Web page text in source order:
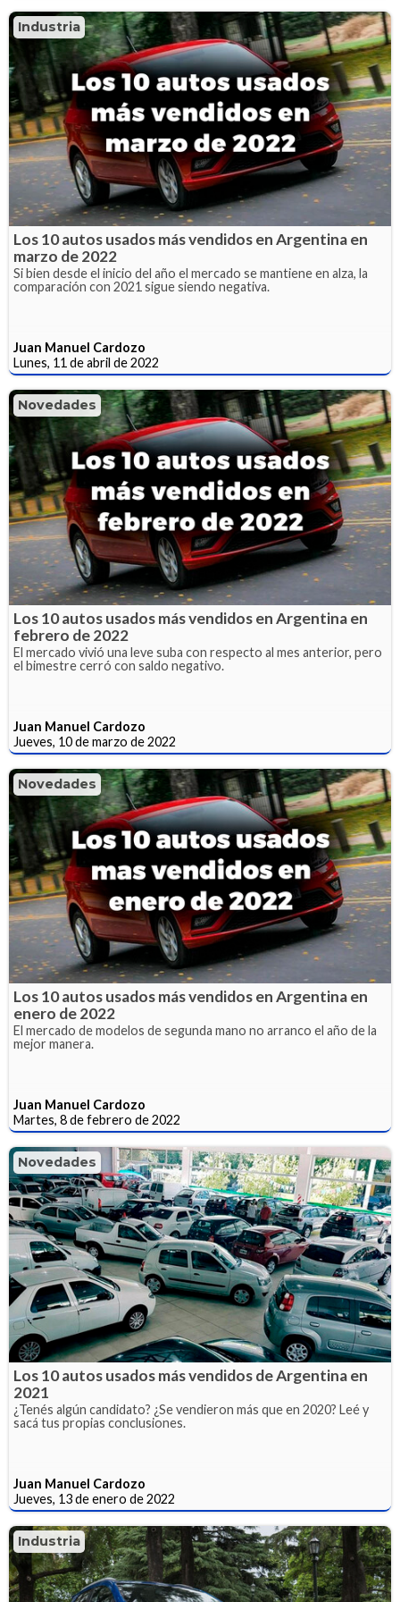
Industria
Los 10 autos usados más vendidos en Argentina en
marzo de 2022
Si bien desde el inicio del año el mercado se mantiene en alza, la
comparación con 2021 sigue siendo negativa.
Juan Manuel Cardozo
Lunes, 11 de abril de 2022
Novedades
Los 10 autos usados más vendidos en Argentina en
febrero de 2022
El mercado vivió una leve suba con respecto al mes anterior, pero
el bimestre cerró con saldo negativo.
Juan Manuel Cardozo
Jueves, 10 de marzo de 2022
Novedades
Los 10 autos usados más vendidos en Argentina en
enero de 2022
El mercado de modelos de segunda mano no arranco el año de la
mejor manera.
Juan Manuel Cardozo
Martes, 8 de febrero de 2022
Novedades
Los 10 autos usados más vendidos de Argentina en
2021
¿Tenés algún candidato? ¿Se vendieron más que en 2020? Leé y
sacá tus propias conclusiones.
Juan Manuel Cardozo
Jueves, 13 de enero de 2022
Industria